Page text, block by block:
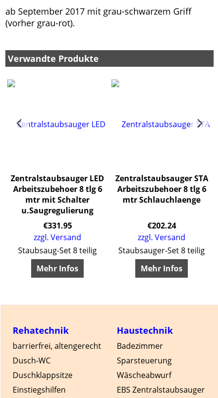
ab September 2017 mit grau-schwarzem Griff
(vorher grau-rot).
Verwandte Produkte
Zentralstaubsauger LED
Arbeitszubehoer 8 tlg 6
mtr mit Schalter
u.Saugregulierung
€331.95
zzgl. Versand
Staubsaug-Set 8 teilig
Mehr Infos
Zentralstaubsauger STA
Arbeitszubehoer 8 tlg 6
mtr Schlauchlaenge
€202.24
zzgl. Versand
Staubsauger-Set 8 teilig
Mehr Infos
Haustechnik
Badezimmer
Sparsteuerung
Wäscheabwurf
EBS Zentralstaubsauger
Rehatechnik
barrierfrei, altengerecht
Dusch-WC
Duschklappsitze
Einstiegshilfen